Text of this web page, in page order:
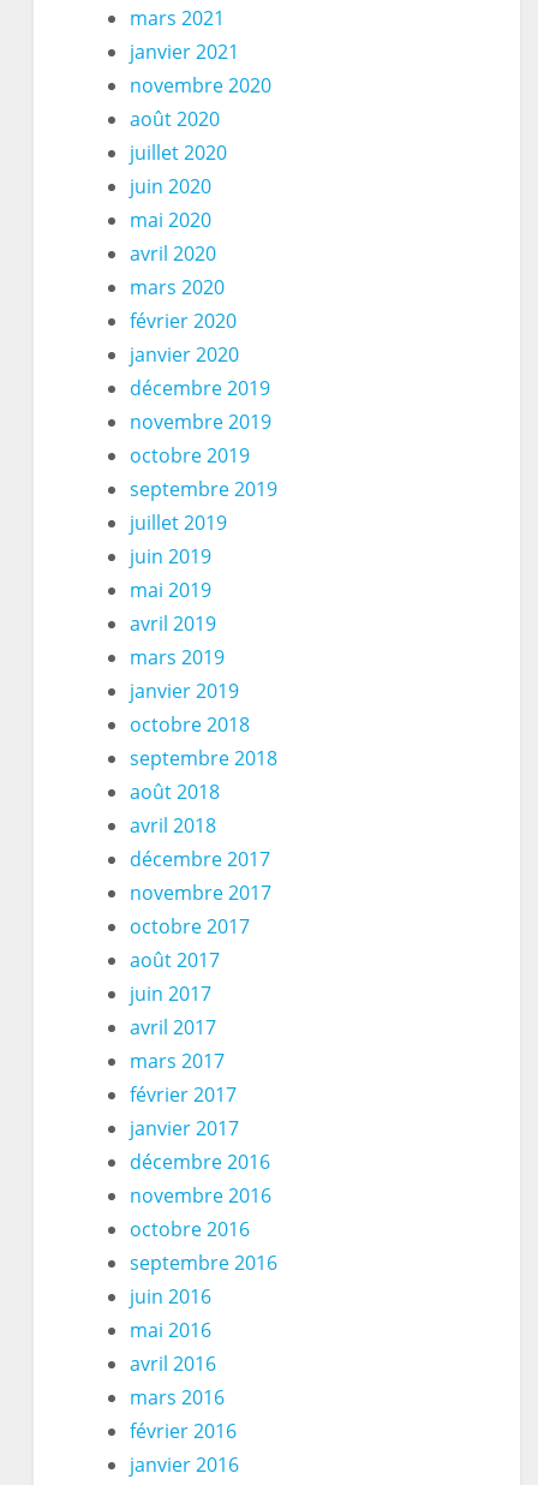
mars 2021
janvier 2021
novembre 2020
août 2020
juillet 2020
juin 2020
mai 2020
avril 2020
mars 2020
février 2020
janvier 2020
décembre 2019
novembre 2019
octobre 2019
septembre 2019
juillet 2019
juin 2019
mai 2019
avril 2019
mars 2019
janvier 2019
octobre 2018
septembre 2018
août 2018
avril 2018
décembre 2017
novembre 2017
octobre 2017
août 2017
juin 2017
avril 2017
mars 2017
février 2017
janvier 2017
décembre 2016
novembre 2016
octobre 2016
septembre 2016
juin 2016
mai 2016
avril 2016
mars 2016
février 2016
janvier 2016